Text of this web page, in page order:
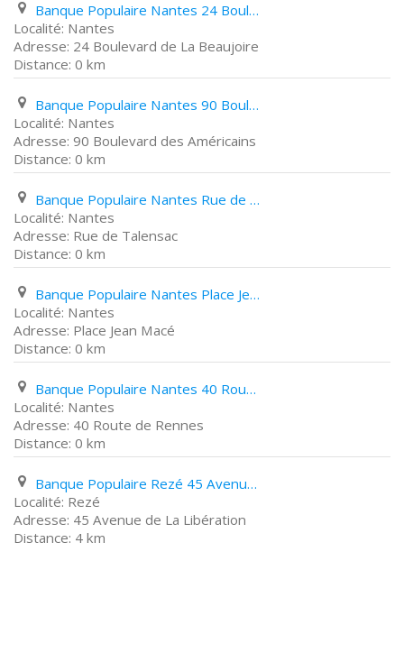
Banque Populaire Nantes 24 Boulevard de La Beaujoire
Nantes
24 Boulevard de La Beaujoire
0 km
Banque Populaire Nantes 90 Boulevard des Américains
Nantes
90 Boulevard des Américains
0 km
Banque Populaire Nantes Rue de Talensac
Nantes
Rue de Talensac
0 km
Banque Populaire Nantes Place Jean Macé
Nantes
Place Jean Macé
0 km
Banque Populaire Nantes 40 Route de Rennes
Nantes
40 Route de Rennes
0 km
Banque Populaire Rezé 45 Avenue de La Libération
Rezé
45 Avenue de La Libération
4 km